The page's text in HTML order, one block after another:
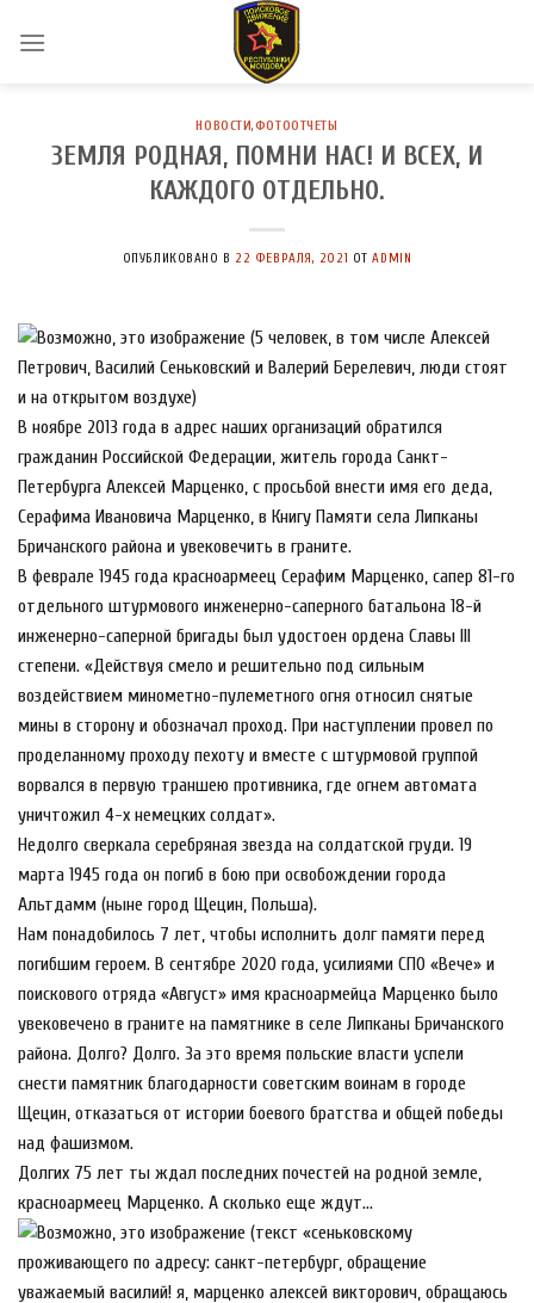
НОВОСТИ,ФОТООТЧЕТЫ
ЗЕМЛЯ РОДНАЯ, ПОМНИ НАС! И ВСЕХ, И
КАЖДОГО ОТДЕЛЬНО.
ОПУБЛИКОВАНО В 22 ФЕВРАЛЯ, 2021 ОТADMIN
В ноябре 2013 года в адрес наших организаций обратился
гражданин Российской Федерации, житель города Санкт-
Петербурга Алексей Марценко, с просьбой внести имя его деда,
Серафима Ивановича Марценко, в Книгу Памяти села Липканы
Бричанского района и увековечить в граните.
В феврале 1945 года красноармеец Серафим Марценко, сапер 81-го
отдельного штурмового инженерно-саперного батальона 18-й
инженерно-саперной бригады был удостоен ордена Славы III
степени. «Действуя смело и решительно под сильным
воздействием минометно-пулеметного огня относил снятые
мины в сторону и обозначал проход. При наступлении провел по
проделанному проходу пехоту и вместе с штурмовой группой
ворвался в первую траншею противника, где огнем автомата
уничтожил 4-х немецких солдат».
Недолго сверкала серебряная звезда на солдатской груди. 19
марта 1945 года он погиб в бою при освобождении города
Альтдамм (ныне город Щецин, Польша).
Нам понадобилось 7 лет, чтобы исполнить долг памяти перед
погибшим героем. В сентябре 2020 года, усилиями СПО «Вече» и
поискового отряда «Август» имя красноармейца Марценко было
увековечено в граните на памятнике в селе Липканы Бричанского
района. Долго? Долго. За это время польские власти успели
снести памятник благодарности советским воинам в городе
Щецин, отказаться от истории боевого братства и общей победы
над фашизмом.
Долгих 75 лет ты ждал последних почестей на родной земле,
красноармеец Марценко. А сколько еще ждут…